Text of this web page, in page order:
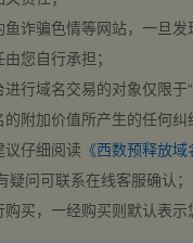
诈骗色情等网站，一旦
您自行承担；
行域名交易的对象仅限于
附加价值所产生的任何
仔细阅读 《西数预释放
疑问可联系在线客服确认；
买，一经购买则默认表